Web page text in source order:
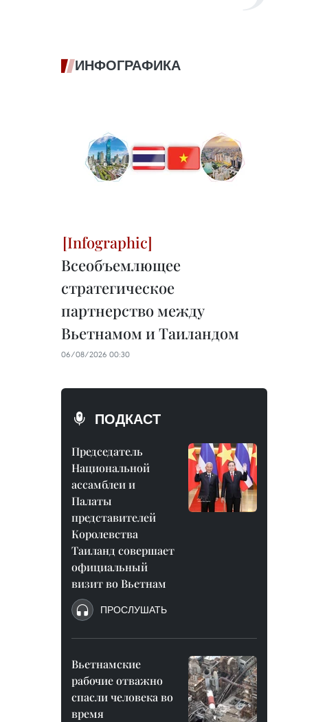
ИНФОГРАФИКА
Всеобъемлющее
стратегическое
партнерство между
Вьетнамом и Таиландом
06/08/2026 00:30
ПОДКАСТ
Председатель
Национальной
ассамблеи и
Палаты
представителей
Королевства
Таиланд совершает
официальный
визит во Вьетнам
ПРОСЛУШАТЬ
Вьетнамские
рабочие отважно
спасли человека во
время